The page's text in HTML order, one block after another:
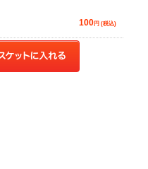
100円 (税込)